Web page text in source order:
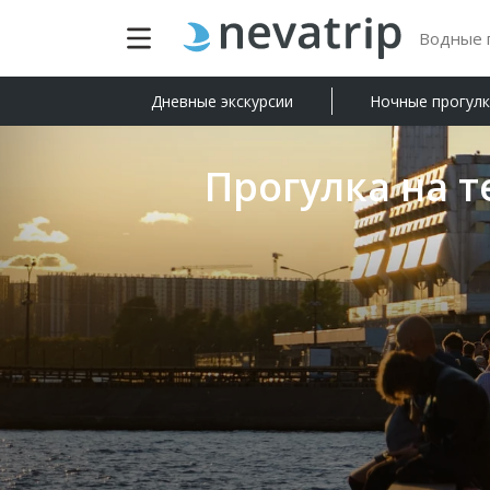
Водные
Дневные экскурсии Ночные
FAQ
Как купить билет
Сотрудничество
Экскурсии в Великом Новгороде
Прогулка на